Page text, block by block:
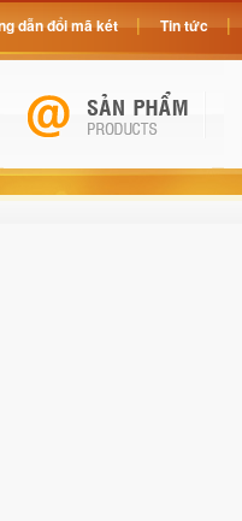
dẫn đổi mã két Tin tức